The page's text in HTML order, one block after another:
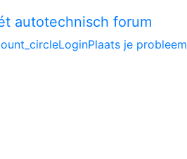
Plaats je probleem
Login